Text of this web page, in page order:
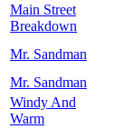
Main Street
Breakdown
Mr. Sandman
Mr. Sandman
Windy And
Warm